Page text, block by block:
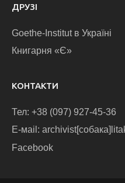
ДРУЗІ
Goethe-Institut в Україні
Книгарня «Є»
КОНТАКТИ
Тел: +38 (097) 927-45-36
E-маіl:
Facebook